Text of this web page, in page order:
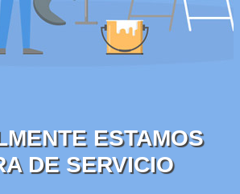
ESTAMOS
DE SERVICIO